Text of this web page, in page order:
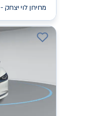
מחירון לוי יצחק -